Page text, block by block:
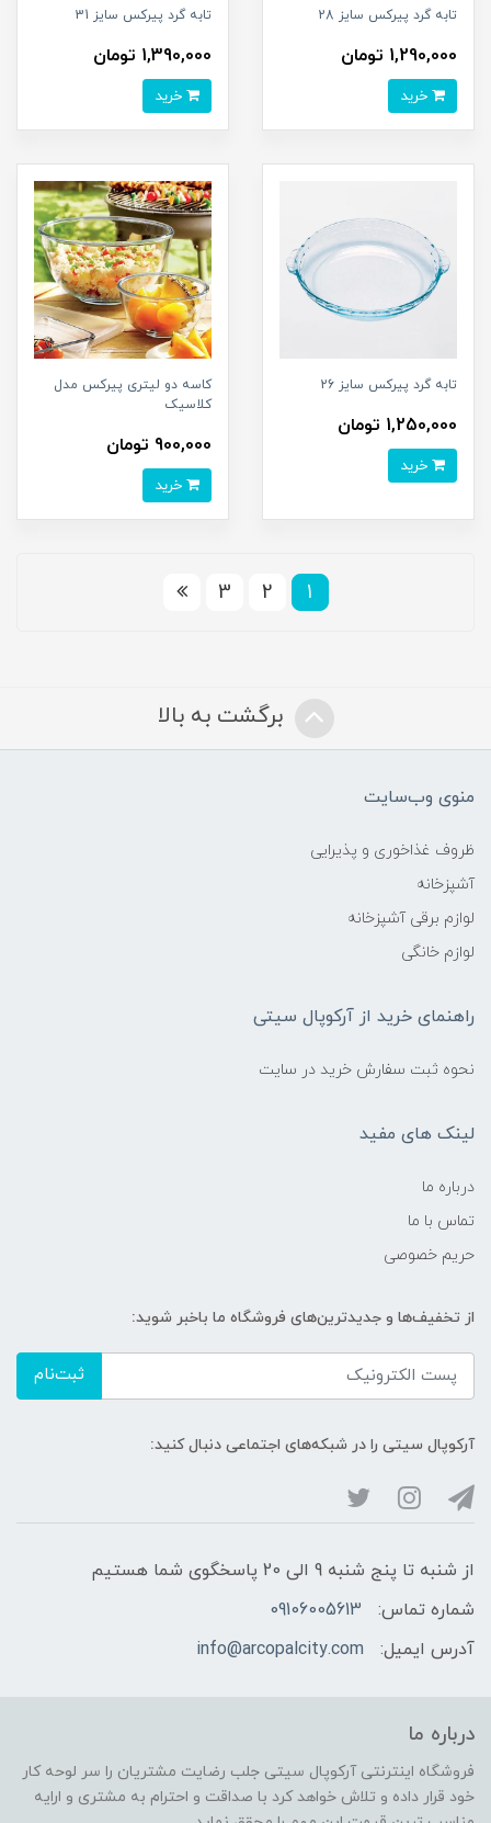
تابه گرد پیرکس سایز 28
1,290,000 تومان
تابه گرد پیرکس سایز 31
1,390,000 تومان
تابه گرد پیرکس سایز 26
1,250,000 تومان
کاسه دو لیتری پیرکس مدل
کلاسیک
900,000 تومان
1
2
3
برگشت به بالا
منوی وب‌سایت
ظروف غذاخوری و پذیرایی
آشپزخانه
لوازم برقی آشپزخانه
لوازم خانگی
راهنمای خرید از آرکوپال سیتی
نحوه ثبت سفارش خرید در سایت
لینک های مفید
درباره ما
تماس با ما
حریم خصوصی
از تخفیف‌ها و جدیدترین‌های فروشگاه ما باخبر شوید:
ثبت‌نام
آرکوپال سیتی را در شبکه‌های اجتماعی دنبال کنید:
از شنبه تا پنج شنبه 9 الی 20 پاسخگوی شما هستیم
شماره تماس:
09106005613
آدرس ایمیل:
info@arcopalcity.com
درباره ما
فروشگاه اینترنتی آرکوپال سیتی جلب رضایت مشتریان را سر لوحه کار
خود قرار داده و تلاش خواهد کرد با صداقت و احترام به مشتری و ارایه